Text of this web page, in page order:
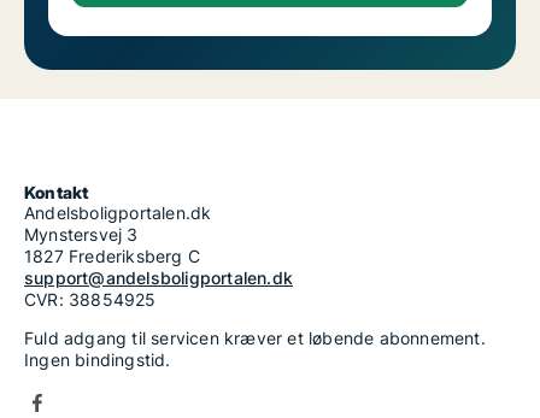
Kontakt
Andelsboligportalen.dk
Mynstersvej 3
1827 Frederiksberg C
support@andelsboligportalen.dk
CVR: 38854925
Fuld adgang til servicen kræver et løbende abonnement.
Ingen bindingstid.